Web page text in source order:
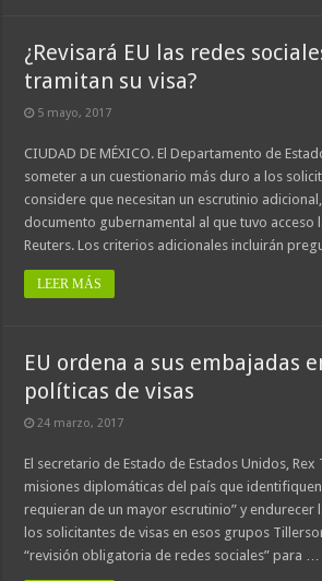
¿Revisará EU las redes
tramitan su visa?
5 mayo, 2017
CIUDAD DE MÉXICO. El Departamento de
someter a un cuestionario más duro a los
considere que necesitan un escrutinio
documento gubernamental al que tuvo acceso
Reuters. Los criterios adicionales incluirán
LEER MÁS
EU ordena a sus embajadas
políticas de visas
24 marzo, 2017
El secretario de Estado de Estados Unidos,
misiones diplomáticas del país que
requieran de un mayor escrutinio” y endurecer
los solicitantes de visas en esos grupos
“revisión obligatoria de redes sociales” para …